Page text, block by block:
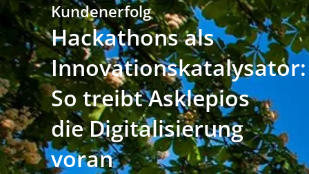
Kundenerfolg
Hackathons als
Innovationskatalysator:
So treibt Asklepios
die Digitalisierung
voran